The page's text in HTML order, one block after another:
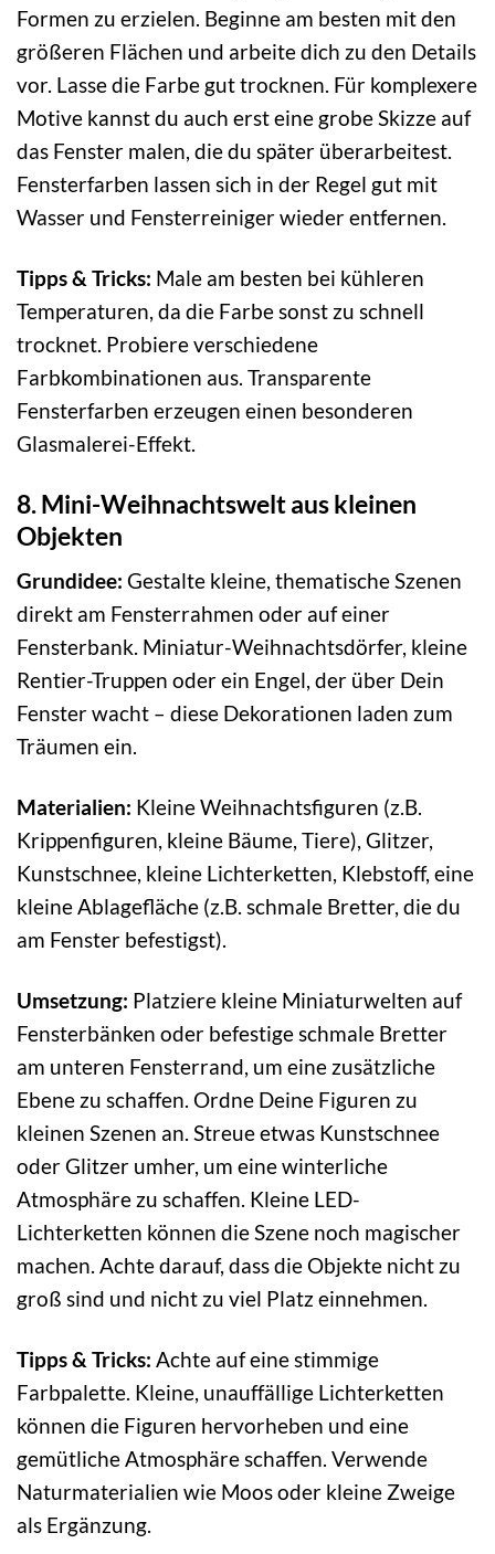
Formen zu erzielen. Beginne am besten mit den
größeren Flächen und arbeite dich zu den Details
vor. Lasse die Farbe gut trocknen. Für komplexere
Motive kannst du auch erst eine grobe Skizze auf
das Fenster malen, die du später überarbeitest.
Fensterfarben lassen sich in der Regel gut mit
Wasser und Fensterreiniger wieder entfernen.
Tipps & Tricks: Male am besten bei kühleren
Temperaturen, da die Farbe sonst zu schnell
trocknet. Probiere verschiedene
Farbkombinationen aus. Transparente
Fensterfarben erzeugen einen besonderen
Glasmalerei-Effekt.
8. Mini-Weihnachtswelt aus kleinen
Objekten
Grundidee: Gestalte kleine, thematische Szenen
direkt am Fensterrahmen oder auf einer
Fensterbank. Miniatur-Weihnachtsdörfer, kleine
Rentier-Truppen oder ein Engel, der über Dein
Fenster wacht – diese Dekorationen laden zum
Träumen ein.
Materialien: Kleine Weihnachtsfiguren (z.B.
Krippenfiguren, kleine Bäume, Tiere), Glitzer,
Kunstschnee, kleine Lichterketten, Klebstoff, eine
kleine Ablagefläche (z.B. schmale Bretter, die du
am Fenster befestigst).
Umsetzung: Platziere kleine Miniaturwelten auf
Fensterbänken oder befestige schmale Bretter
am unteren Fensterrand, um eine zusätzliche
Ebene zu schaffen. Ordne Deine Figuren zu
kleinen Szenen an. Streue etwas Kunstschnee
oder Glitzer umher, um eine winterliche
Atmosphäre zu schaffen. Kleine LED-
Lichterketten können die Szene noch magischer
machen. Achte darauf, dass die Objekte nicht zu
groß sind und nicht zu viel Platz einnehmen.
Tipps & Tricks: Achte auf eine stimmige
Farbpalette. Kleine, unauffällige Lichterketten
können die Figuren hervorheben und eine
gemütliche Atmosphäre schaffen. Verwende
Naturmaterialien wie Moos oder kleine Zweige
als Ergänzung.